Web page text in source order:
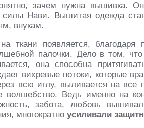
зачем нужна вышивка.
силы Нави. Вышитая одежда
внукам.
ткани появляется,
палочки. Дело в том, что
она способна
вихревые потоки, которые
всю иглу, выливается на все
волшебство. Ведь именно на
забота, любовь
многократно усиливали